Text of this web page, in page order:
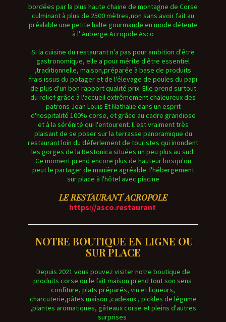
bordées par la plus haute chaine de montagne de Corse
culminant à plus de 2500 mètres,non sans avoir fait au
préalable une petite halte gourmande en mode détente
à l' Auberge Acropole Asco
Si la cuisine du restaurant n'a pas pour ambition d'être
gastronomique, elle a pour mérite d'être essentiel
,traditionnelle, maison,préparée à base de produits
frais issus du potager et de l'élevage de poules du papi
de plus d'un bon rapport qualité prix. Elle prend surtout
du relief grâce à l'accueil extrêmement chaleureux des
patrons Jean Louis Et Nathalie dans un esprit
d'hospitalité 100% corse, et grâce au cadre grandiose
et à la sérénité qui l'entourent. Il est vraiment très
plaisant de se poser sur la terrasse panoramique du
restaurant loin du déferlement de touristes qui inondent
les gorges de la Restonica situées un peu plus au sud.
Ce moment prend encore plus de hauteur lorsqu'on
peut le partager de manière agréable l'hébergement
sur place à l'hôtel avec piscine
LE RESTAURANT ACROPOLE
https://asco.restaurant
NOTRE BOUTIQUE EN LIGNE OU
SUR PLACE
Depuis 2021 vous pouvez visiter notre boutique de
produits corse ou le fait maison prend tout son sens
confiture, plats préparés, vin et liqueurs,
charcuterie,pâtes maison ,cadeaux , pickles de légume
,plantes aromatiques, gâteaux corse et pleins d'autres
surprises